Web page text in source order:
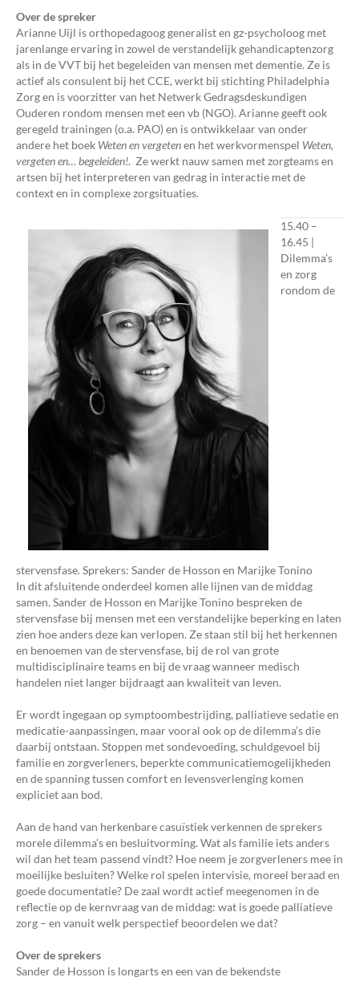
Over de spreker
Arianne Uijl is orthopedagoog generalist en gz-psycholoog met
jarenlange ervaring in zowel de verstandelijk gehandicaptenzorg
als in de VVT bij het begeleiden van mensen met dementie. Ze is
actief als consulent bij het CCE, werkt bij stichting Philadelphia
Zorg en is voorzitter van het Netwerk Gedragsdeskundigen
Ouderen rondom mensen met een vb (NGO). Arianne geeft ook
geregeld trainingen (o.a. PAO) en is ontwikkelaar van onder
andere het boek Weten en vergetenen het werkvormenspel Weten,
vergeten en… begeleiden!. Ze werkt nauw samen met zorgteams en
artsen bij het interpreteren van gedrag in interactie met de
context en in complexe zorgsituaties.
15.40 –
16.45 |
Dilemma’s
en zorg
rondom de
stervensfase. Sprekers: Sander de Hosson en Marijke Tonino
In dit afsluitende onderdeel komen alle lijnen van de middag
samen. Sander de Hosson en Marijke Tonino bespreken de
stervensfase bij mensen met een verstandelijke beperking en laten
zien hoe anders deze kan verlopen. Ze staan stil bij het herkennen
en benoemen van de stervensfase, bij de rol van grote
multidisciplinaire teams en bij de vraag wanneer medisch
handelen niet langer bijdraagt aan kwaliteit van leven.
Er wordt ingegaan op symptoombestrijding, palliatieve sedatie en
medicatie-aanpassingen, maar vooral ook op de dilemma’s die
daarbij ontstaan. Stoppen met sondevoeding, schuldgevoel bij
familie en zorgverleners, beperkte communicatiemogelijkheden
en de spanning tussen comfort en levensverlenging komen
expliciet aan bod.
Aan de hand van herkenbare casuïstiek verkennen de sprekers
morele dilemma’s en besluitvorming. Wat als familie iets anders
wil dan het team passend vindt? Hoe neem je zorgverleners mee in
moeilijke besluiten? Welke rol spelen intervisie, moreel beraad en
goede documentatie? De zaal wordt actief meegenomen in de
reflectie op de kernvraag van de middag: wat is goede palliatieve
zorg – en vanuit welk perspectief beoordelen we dat?
Over de sprekers
Sander de Hosson is longarts en een van de bekendste